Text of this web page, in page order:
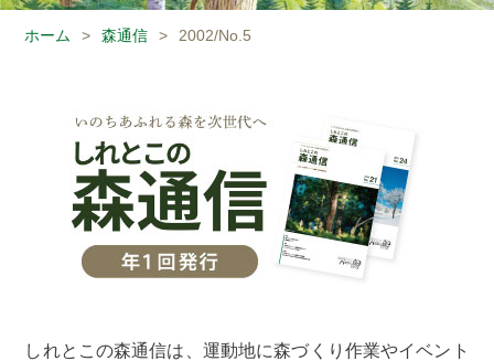
ホーム > 森通信 > 2002/No.5
しれとこの森通信は、運動地に森づくり作業やイベント